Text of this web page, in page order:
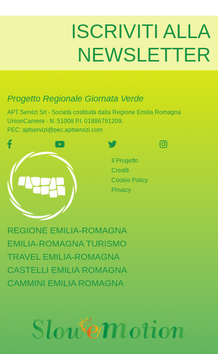
ISCRIVITI ALLA
NEWSLETTER
Progetto Regionale Giornata Verde
APT Servizi Srl - Società costituita dalla Regione Emilia Romagna
UnionCamere - N. 51008 P.I. 01886791209.
PEC: aptservizi@pec.aptservizi.com
visita la pagina Facebook di Giornata Verde
visita la pagina YouTube di Giornata
visita la pagina Twitter di
visita la
Il Progetto
Crediti
Cookie Policy
Privacy
REGIONE EMILIA-ROMAGNA
EMILIA-ROMAGNA TURISMO
TRAVEL EMILIA-ROMAGNA
CASTELLI EMILIA ROMAGNA
CAMMINI EMILIA ROMAGNA